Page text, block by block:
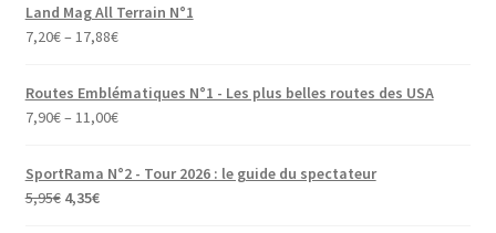
Land Mag All Terrain N°1
7,20€– 17,88€
Routes Emblématiques N°1 - Les plus belles routes des USA
7,90€– 11,00€
SportRama N°2 - Tour 2026 : le guide du spectateur
5,95€ Le
4,35€Le